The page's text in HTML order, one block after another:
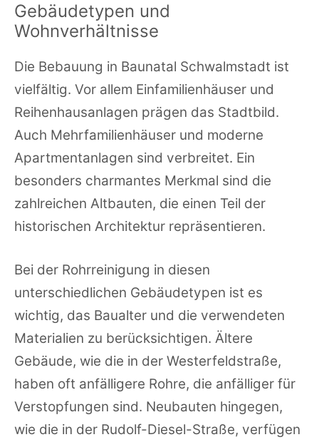
Gebäudetypen und
Wohnverhältnisse
Die Bebauung in Baunatal Schwalmstadt ist
vielfältig. Vor allem Einfamilienhäuser und
Reihenhausanlagen prägen das Stadtbild.
Auch Mehrfamilienhäuser und moderne
Apartmentanlagen sind verbreitet. Ein
besonders charmantes Merkmal sind die
zahlreichen Altbauten, die einen Teil der
historischen Architektur repräsentieren.
Bei der Rohrreinigung in diesen
unterschiedlichen Gebäudetypen ist es
wichtig, das Baualter und die verwendeten
Materialien zu berücksichtigen. Ältere
Gebäude, wie die in der Westerfeldstraße,
haben oft anfälligere Rohre, die anfälliger für
Verstopfungen sind. Neubauten hingegen,
wie die in der Rudolf-Diesel-Straße, verfügen